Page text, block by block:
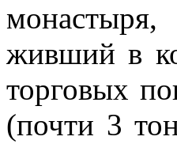
живший в
торговых
(почти 3